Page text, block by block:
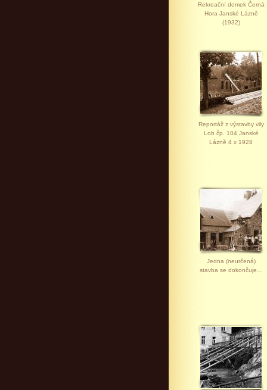
Rekreační domek Černá
Hora Janské Lázně
(1932)
Reportáž z výstavby vily
Lob čp. 104 Janské
Lázně 4 x 1928
Jedna (neurčená)
stavba se dokončuje…